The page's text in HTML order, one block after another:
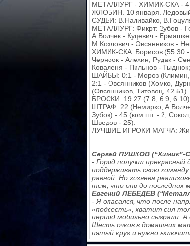
МЕТАЛЛУРГ - ХИМИК-СКА -
ЖЛОБИН. 10 января. Ледовый
СУДЬИ: В.Наливайко,
МЕТАЛЛУРГ: Фикрт; Зубов -
А.Волчек - Куцевич -
М.Козлович - Овсянников -
ХИМИК-СКА: Борисов (55.30 -
Черноок - Алехин, Рудак -
Коваленя - Пильнов -
ШАЙБЫ: 0:1 - Мороз (Климин,
2:1 - Овсянников (Хомко,
(Овсянников, Титовец, 42.51).
БРОСКИ: 19:27 (7:8, 6:9, 6:10).
ШТРАФ: 22 (Немирко,
Зубов) - 45 (ком.шт. - 2,
Шведов - 25).
ЛУЧШИЕ ИГРОКИ МАТЧА:
Сергей ПУШКОВ (“Химик”-
- Город получил
поддерживать свою
равной. Но хозяева
тем, что они до последних
Евгений ЛЕБЕДЕВ
- Я опасался, что после
«подсесть», хватит сил
период мобильно сыграли.
Шесть очков в домашних
пятый круг и нужно